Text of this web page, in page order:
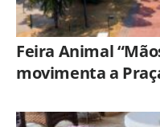
Feira Animal
movimenta a